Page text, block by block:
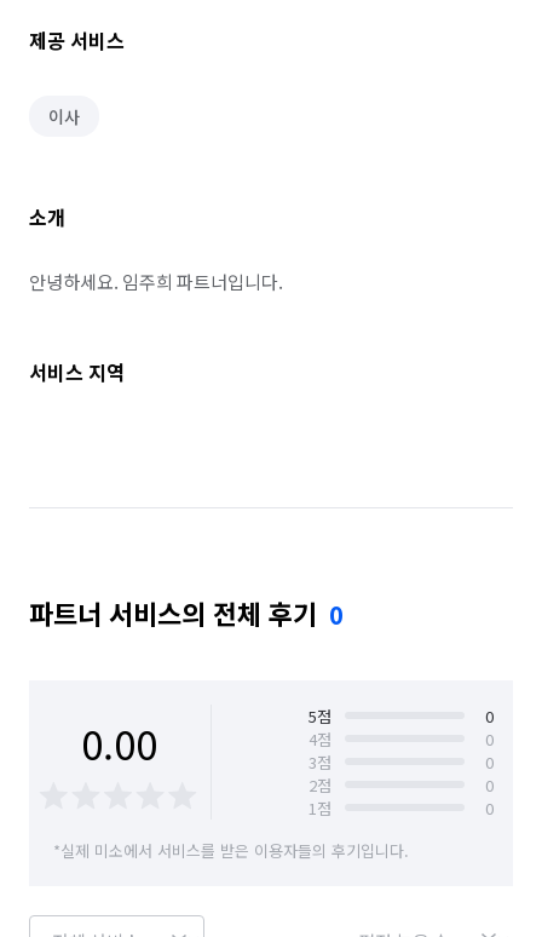
제공 서비스
이사
소개
안녕하세요. 임주희 파트너입니다.
서비스 지역
파트너 서비스의 전체 후기 0
0.00 5점
0
4점
0
3점
0
2점
0
1점
0
*실제 미소에서 서비스를 받은 이용자들의 후기입니다.